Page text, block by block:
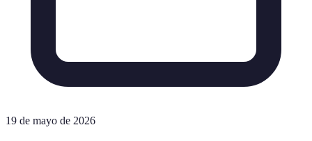
19 de mayo de 2026